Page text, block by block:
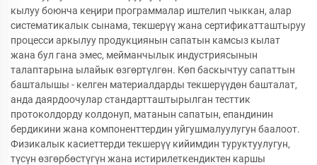
кылуу боюнча кеңири программалар иштелип чыккан, алар
систематикалык сынама, текшерүү жана сертификатташтыруу
процесси аркылуу продукциянын сапатын камсыз кылат
жана бул гана эмес, мейманчылык индустриясынын
талаптарына ылайык өзгөртүлгөн. Көп баскычтуу сапаттын
башталышы - келген материалдарды текшерүүдөн башталат,
анда даярдоочулар стандартташтырылган тесттик
протоколдорду колдонуп, матанын сапатын, епандинин
бердикини жана компоненттердин уйгушмалуулугун баалоот.
Физикалык касиеттерди текшерүү кийимдин туруктуулугун,
түсүн өзгөрбөстүгүн жана истирилеткендиктен каршы